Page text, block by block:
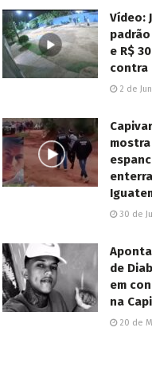
Vídeo:
e R$
contra
2 de
30 de
de
em
na
20 de